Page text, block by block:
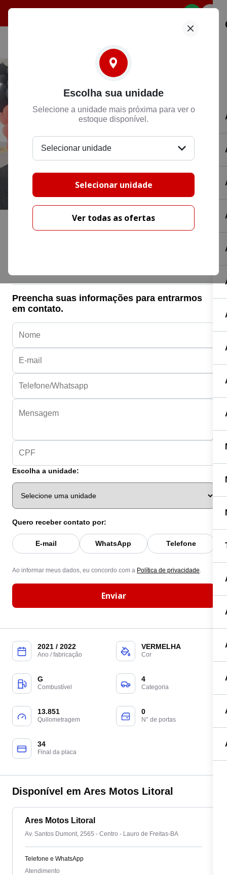
2021 / 2022
Ano / fabricação
VERMELHA
Cor
G
Combustível
4
Categoria
13.851
Quilometragem
0
N° de portas
34
Final da placa
Disponível em Ares Motos Litoral
Ares Motos Litoral
Av. Santos Dumont, 2565 - Centro - Lauro de Freitas-BA
Telefone e WhatsApp
Atendimento
Preencha suas informações para entrarmos
em contato.
Escolha a unidade:
Quero receber contato por:
E-mail WhatsApp Telefone
Ao informar meus dados, eu concordo com a Política de privacidade.
Enviar
Escolha sua unidade
Selecione a unidade mais próxima para ver o
estoque disponível.
Selecionar unidade
Selecionar unidade
Ver todas as ofertas